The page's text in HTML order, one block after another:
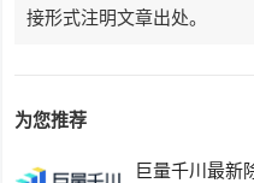
接形式注明文章出处。
为您推荐
巨量千川最新